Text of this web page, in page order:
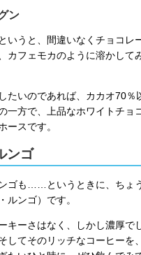
ン
いうと、間違いなくチョコレ
カフェモカのように溶かして
たいのであれば、カカオ70％
一方で、上品なホワイトチョ
ースです。
ンゴ
ゴも……というときに、ちょ
ルンゴ）です。
ーさはなく、しかし濃厚で
してそのリッチなコーヒーを